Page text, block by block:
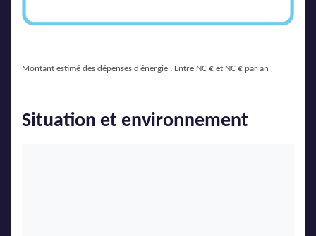
Montant estimé des dépenses d’énergie : Entre NC € et NC € par an
Situation et environnement